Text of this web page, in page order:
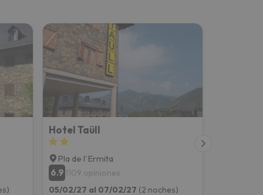
Hotel Taüll
Pla de l'Ermita
6.9 1109 opiniones
05/02/27 al 07/02/27 (2 noches)